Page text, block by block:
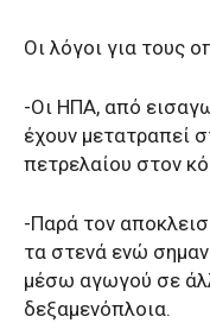
Οι λόγοι για τους
-Οι ΗΠΑ, από
έχουν μετατραπεί
πετρελαίου στον
-Παρά τον
τα στενά ενώ
μέσω αγωγού σε
δεξαμενόπλοια.